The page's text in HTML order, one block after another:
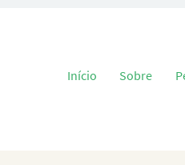
Pular para o conteúdo
Início Sobre